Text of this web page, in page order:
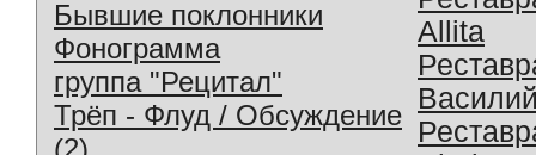
Бывшие поклонники
Фонограмма
группа "Рецитал"
Трёп - Флуд / Обсуждение
(2)
Allita